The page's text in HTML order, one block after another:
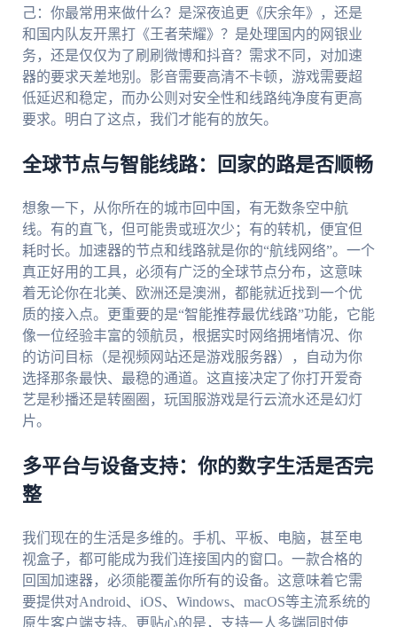
己：你最常用来做什么？是深夜追更《庆余年》，还是
和国内队友开黑打《王者荣耀》？是处理国内的网银业
务，还是仅仅为了刷刷微博和抖音？需求不同，对加速
器的要求天差地别。影音需要高清不卡顿，游戏需要超
低延迟和稳定，而办公则对安全性和线路纯净度有更高
要求。明白了这点，我们才能有的放矢。
全球节点与智能线路：回家的路是否顺畅
想象一下，从你所在的城市回中国，有无数条空中航
线。有的直飞，但可能贵或班次少；有的转机，便宜但
耗时长。加速器的节点和线路就是你的“航线网络”。一个
真正好用的工具，必须有广泛的全球节点分布，这意味
着无论你在北美、欧洲还是澳洲，都能就近找到一个优
质的接入点。更重要的是“智能推荐最优线路”功能，它能
像一位经验丰富的领航员，根据实时网络拥堵情况、你
的访问目标（是视频网站还是游戏服务器），自动为你
选择那条最快、最稳的通道。这直接决定了你打开爱奇
艺是秒播还是转圈圈，玩国服游戏是行云流水还是幻灯
片。
多平台与设备支持：你的数字生活是否完
整
我们现在的生活是多维的。手机、平板、电脑，甚至电
视盒子，都可能成为我们连接国内的窗口。一款合格的
回国加速器，必须能覆盖你所有的设备。这意味着它需
要提供对Android、iOS、Windows、macOS等主流系统的
原生客户端支持。更贴心的是，支持一人多端同时使